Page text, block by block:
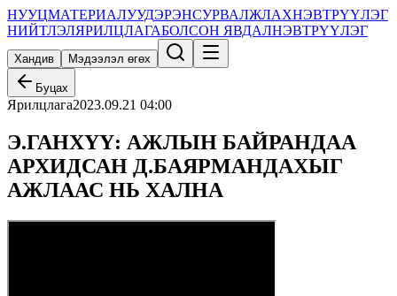
НУУЦМАТЕРИАЛУУДЭРЭНСУРВАЛЖЛАХНЭВТРҮҮЛЭГ
НИЙТЛЭЛЯРИЛЦЛАГАБОЛСОН ЯВДАЛНЭВТРҮҮЛЭГ
Хандив Мэдээлэл өгөх
Буцах
Ярилцлага2023.09.21 04:00
Э.ГАНХҮҮ: АЖЛЫН БАЙРАНДАА
АРХИДСАН Д.БАЯРМАНДАХЫГ
АЖЛААС НЬ ХАЛНА